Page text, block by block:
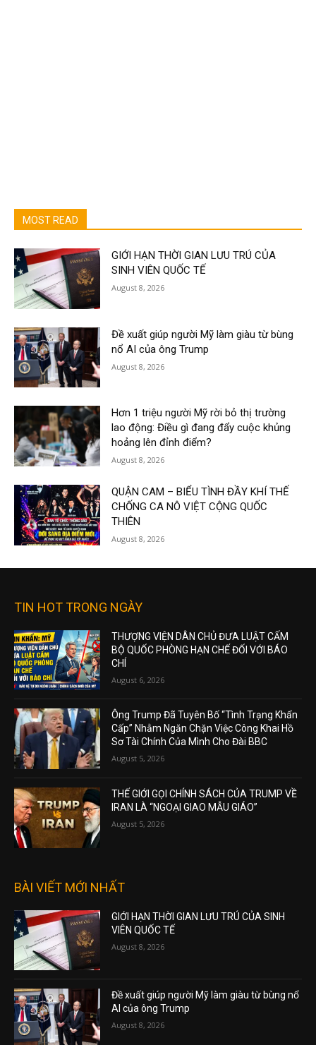
MOST READ
GIỚI HẠN THỜI GIAN LƯU TRÚ CỦA
SINH VIÊN QUỐC TẾ
August 8, 2026
Đề xuất giúp người Mỹ làm giàu từ bùng
nổ AI của ông Trump
August 8, 2026
Hơn 1 triệu người Mỹ rời bỏ thị trường
lao động: Điều gì đang đẩy cuộc khủng
hoảng lên đỉnh điểm?
August 8, 2026
QUẬN CAM – BIỂU TÌNH ĐẦY KHÍ THẾ
CHỐNG CA NÔ VIỆT CỘNG QUỐC
THIÊN
August 8, 2026
TIN HOT TRONG NGÀY
THƯỢNG VIỆN DÂN CHỦ ĐƯA LUẬT CẤM
BỘ QUỐC PHÒNG HẠN CHẾ ĐỐI VỚI BÁO
CHÍ
August 6, 2026
Ông Trump Đã Tuyên Bố “Tình Trạng Khẩn
Cấp” Nhằm Ngăn Chặn Việc Công Khai Hồ
Sơ Tài Chính Của Mình Cho Đài BBC
August 5, 2026
THẾ GIỚI GỌI CHÍNH SÁCH CỦA TRUMP VỀ
IRAN LÀ “NGOẠI GIAO MẪU GIÁO”
August 5, 2026
BÀI VIẾT MỚI NHẤT
GIỚI HẠN THỜI GIAN LƯU TRÚ CỦA SINH
VIÊN QUỐC TẾ
August 8, 2026
Đề xuất giúp người Mỹ làm giàu từ bùng nổ
AI của ông Trump
August 8, 2026